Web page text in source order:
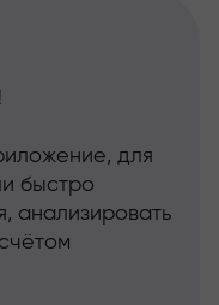
для
быстро
анализировать